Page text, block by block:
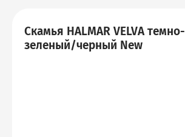
Скамья HALMAR VELVA темно-
зеленый/черный New